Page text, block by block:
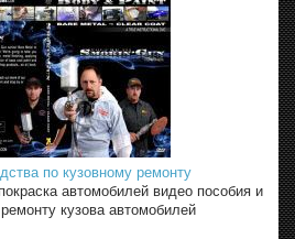
по кузовному ремонту
автомобилей видео пособия и
кузова автомобилей